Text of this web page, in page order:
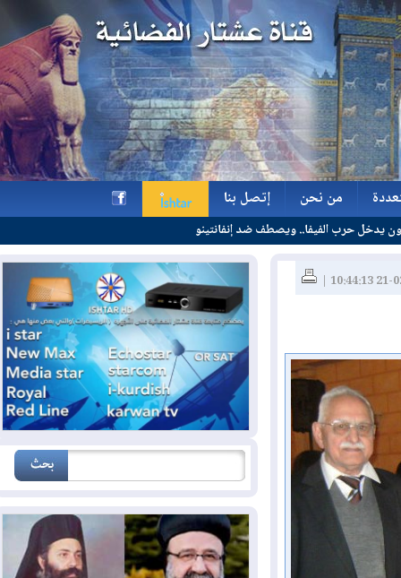
من نحن
من نحن
إتصل بنا
إتصل بناويصطف ضد إنفانتينو
h